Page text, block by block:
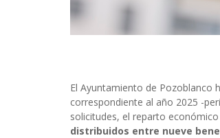
El Ayuntamiento de Pozoblanco
correspondiente al año 2025 -
solicitudes, el reparto
distribuidos entre nueve